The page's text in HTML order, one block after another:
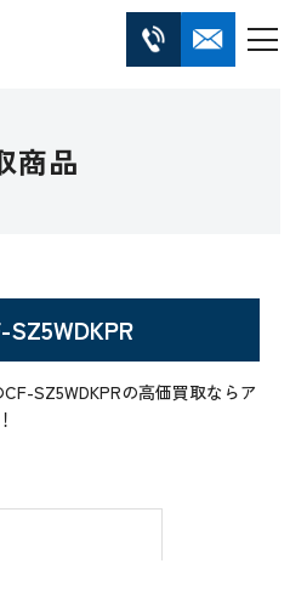
商品
SZ5WDKPRの高価買取ならア